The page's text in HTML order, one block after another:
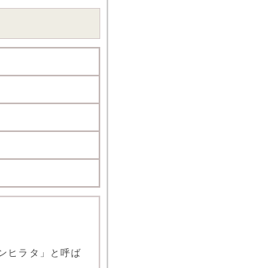
ヒラタ」と呼ば